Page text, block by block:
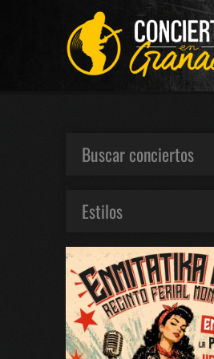
Buscar conciertos
Estilos